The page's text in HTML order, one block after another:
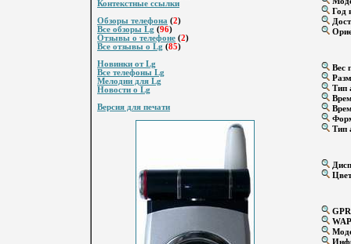
Контекстные ссылки
Обзоры телефона (2)
Все обзоры Lg (96)
Отзывы о телефоне (2)
Все отзывы о Lg (85)
Новинки от Lg
Все телефоны Lg
Мелодии для Lg
Новости о Lg
Версия для печати
Год
Вес
Тип
Тип
WAP